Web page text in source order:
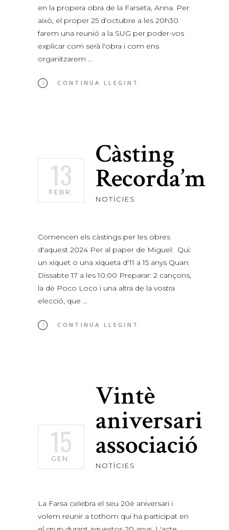
en la propera obra de la Farseta, Anna. Per
això, el proper 25 d'octubre a les 20h30
farem una reunió a la SUG per poder-vos
explicar com serà l'obra i com ens
organitzarem
CONTINUA LLEGINT
13
FEBR.
Càsting
Recorda’m
NOTÍCIES
Comencen els càstings per les obres
d'aquest 2024 Per al paper de Miguel: Qui:
un xiquet o una xiqueta d'11 a 15 anys Quan:
Dissabte 17 a les 10:00 Preparar: 2 cançons,
la de Poco Loco i una altra de la vostra
elecció, que
CONTINUA LLEGINT
15
GEN.
Vintè
aniversari
associació
NOTÍCIES
La Farsa celebra el seu 20è aniversari i
volem reunir a tothom qui ha participat en